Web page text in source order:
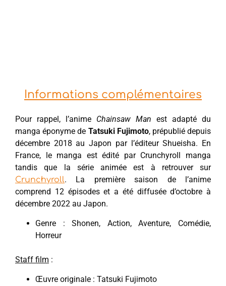
Informations complémentaires
Pour rappel, l’anime Chainsaw Man est adapté du
manga éponyme de Tatsuki Fujimoto, prépublié depuis
décembre 2018 au Japon par l’éditeur Shueisha. En
France, le manga est édité par Crunchyroll manga
tandis que la série animée est à retrouver sur
Crunchyroll. La première saison de l’anime
comprend 12 épisodes et a été diffusée d’octobre à
décembre 2022 au Japon.
Genre : Shonen, Action, Aventure, Comédie,
Horreur
Staff film :
Œuvre originale : Tatsuki Fujimoto